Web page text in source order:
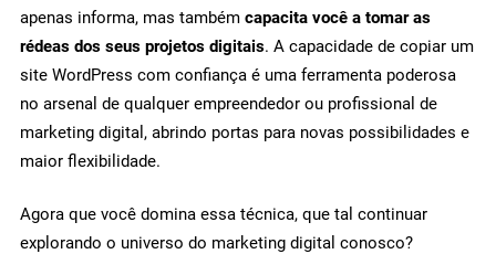
apenas informa, mas também capacita você a tomar as
rédeas dos seus projetos digitais. A capacidade de copiar um
site WordPress com confiança é uma ferramenta poderosa
no arsenal de qualquer empreendedor ou profissional de
marketing digital, abrindo portas para novas possibilidades e
maior flexibilidade.
Agora que você domina essa técnica, que tal continuar
explorando o universo do marketing digital conosco?